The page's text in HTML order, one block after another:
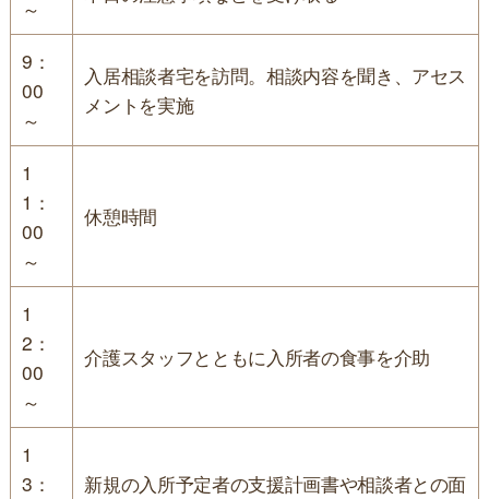
～
9：
00
～
入居相談者宅を訪問。相談内容を聞き、アセス
メントを実施
1
1：
00
～
休憩時間
1
2：
00
～
介護スタッフとともに入所者の食事を介助
1
3：
新規の入所予定者の支援計画書や相談者との面